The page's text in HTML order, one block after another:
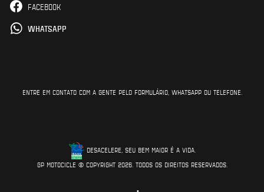
FACEBOOK
WHATSAPP
ENTRE EM CONTATO COM A GENTE PELO FORMULÁRIO, WHATSAPP OU TELEFONE.
DESACELERE, SEU BEM MAIOR É A VIDA.
GP MOTOCICLE © COPYRIGHT 2026. TODOS OS DIREITOS RESERVADOS.